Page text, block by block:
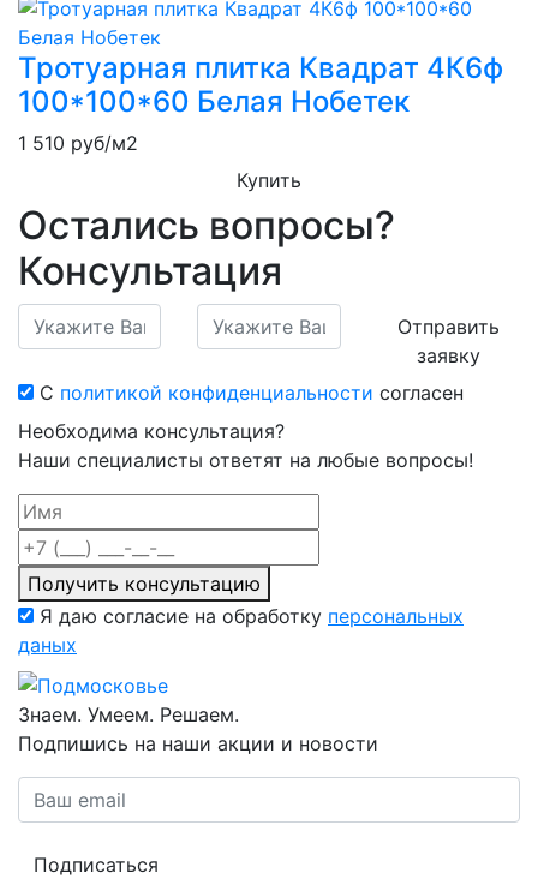
Тротуарная плитка Квадрат 4К6ф
100*100*60 Белая Нобетек
1 510 руб/м2
Купить
Остались вопросы?
Консультация
Отправить
заявку
С политикой конфиденциальности согласен
Необходима консультация?
Наши специалисты ответят на любые вопросы!
Получить консультацию
Я даю согласие на обработку персональных
даных
Знаем. Умеем. Решаем.
Подпишись на наши акции и новости
Подписаться